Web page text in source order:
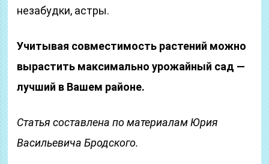
незабудки, астры.
Учитывая совместимость растений можно
вырастить максимально урожайный сад —
лучший в Вашем районе.
Статья составлена по материалам Юрия
Васильевича Бродского.